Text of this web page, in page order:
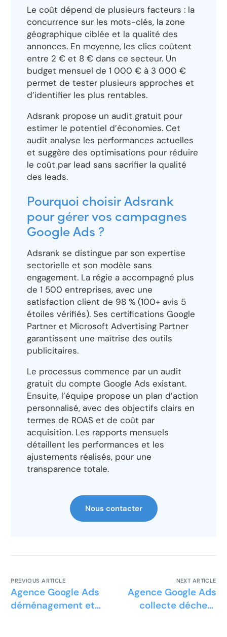
Le coût dépend de plusieurs facteurs : la
concurrence sur les mots-clés, la zone
géographique ciblée et la qualité des
annonces. En moyenne, les clics coûtent
entre 2 € et 8 € dans ce secteur. Un
budget mensuel de 1 000 € à 3 000 €
permet de tester plusieurs approches et
d’identifier les plus rentables.
Adsrank propose un audit gratuit pour
estimer le potentiel d’économies. Cet
audit analyse les performances actuelles
et suggère des optimisations pour réduire
le coût par lead sans sacrifier la qualité
des leads.
Pourquoi choisir Adsrank
pour gérer vos campagnes
Google Ads ?
Adsrank se distingue par son expertise
sectorielle et son modèle sans
engagement. La régie a accompagné plus
de 1 500 entreprises, avec une
satisfaction client de 98 % (100+ avis 5
étoiles vérifiés). Ses certifications Google
Partner et Microsoft Advertising Partner
garantissent une maîtrise des outils
publicitaires.
Le processus commence par un audit
gratuit du compte Google Ads existant.
Ensuite, l’équipe propose un plan d’action
personnalisé, avec des objectifs clairs en
termes de ROAS et de coût par
acquisition. Les rapports mensuels
détaillent les performances et les
ajustements réalisés, pour une
transparence totale.
Nous contacter
PREVIOUS ARTICLE
Agence Google Ads
déménagement et
NEXT ARTICLE
Agence Google Ads
collecte déchets